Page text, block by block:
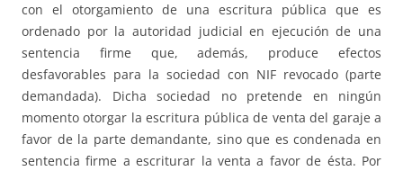
con el otorgamiento de una escritura pública que es
ordenado por la autoridad judicial en ejecución de una
sentencia firme que, además, produce efectos
desfavorables para la sociedad con NIF revocado (parte
demandada). Dicha sociedad no pretende en ningún
momento otorgar la escritura pública de venta del garaje a
favor de la parte demandante, sino que es condenada en
sentencia firme a escriturar la venta a favor de ésta. Por